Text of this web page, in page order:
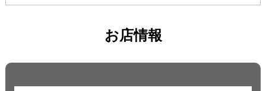
お店情報